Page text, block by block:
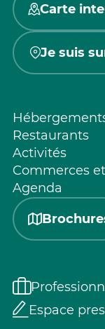
Carte
Je suis
Restaurants
Activités
Commerces
Agenda
Espace